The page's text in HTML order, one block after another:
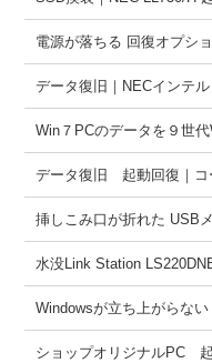
電源が落ちる 回復オプシ
データ復旧｜NECインテ
Win７PCのデータを９世
データ復旧 起動回復｜コ
挿しこみ口が折れた USB
水没Link Station
Windowsが立ち上がらな
ショップオリジナルPC